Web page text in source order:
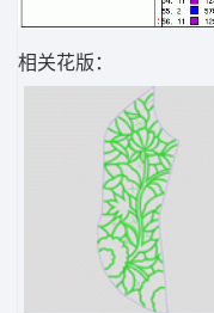
相关花版：